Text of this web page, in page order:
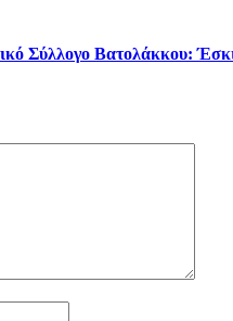
Σύλλογο Βατολάκκου: